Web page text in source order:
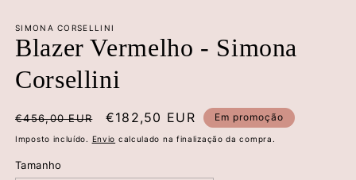
multimédia
1
em
SIMONA CORSELLINI
Blazer Vermelho - Simona
Corsellini
Preço
normal
€456,00 EUR
Preço
de
€182,50 EUR Em promoção
Imposto incluído. Envio calculado na finalização da compra.
Tamanho